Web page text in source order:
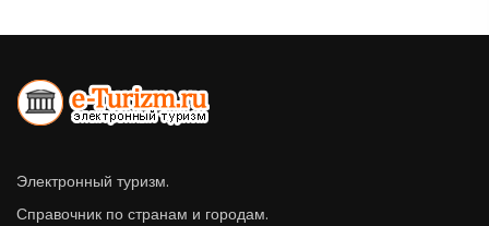
Электронный туризм.
Справочник по странам и городам.